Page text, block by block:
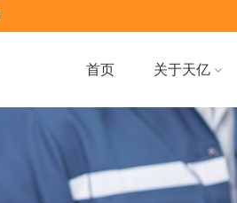
首页 关于天亿